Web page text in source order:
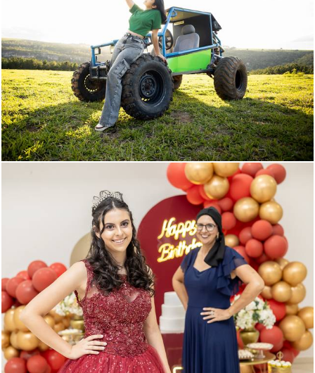
431 155
717 200